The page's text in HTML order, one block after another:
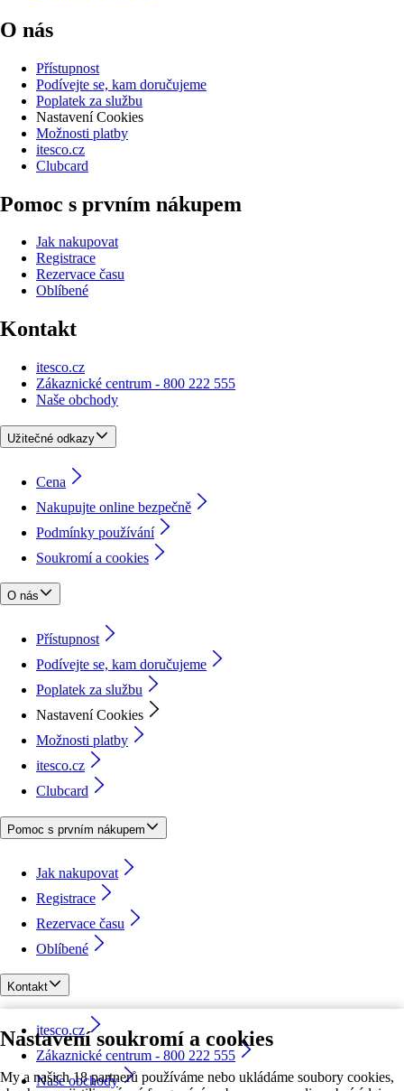
Nastavení soukromí a cookies
My a našich 18 partnerů používáme nebo ukládáme soubory cookies,
O nás
Přístupnost
Podívejte se, kam doručujeme
Poplatek za službu
Nastavení Cookies
Možnosti platby
itesco.cz
Clubcard
Pomoc s prvním nákupem
Jak nakupovat
Registrace
Rezervace času
Oblíbené
Kontakt
itesco.cz
Zákaznické centrum - 800 222 555
Naše obchody
Užitečné odkazy
Cena
Nakupujte online bezpečně
Podmínky používání
Soukromí a cookies
O nás
Přístupnost
Podívejte se, kam doručujeme
Poplatek za službu
Nastavení Cookies
Možnosti platby
itesco.cz
Clubcard
Pomoc s prvním nákupem
Jak nakupovat
Registrace
Rezervace času
Oblíbené
Kontakt
itesco.cz
Zákaznické centrum - 800 222 555
Naše obchody